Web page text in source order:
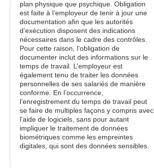
plan physique que psychique. Obligation
est faite à l’employeur de tenir à jour une
documentation afin que les autorités
d’exécution disposent des indications
nécessaires dans le cadre des contrôles.
Pour cette raison, l’obligation de
documenter inclut des informations sur le
temps de travail. L’employeur est
également tenu de traiter les données
personnelles de ses salariés de manière
conforme. En l’occurrence,
l’enregistrement du temps de travail peut
se faire de multiples façons y compris avec
l’aide de logiciels, sans pour autant
impliquer le traitement de données
biométriques comme les empreintes
digitales, qui sont des données sensibles.